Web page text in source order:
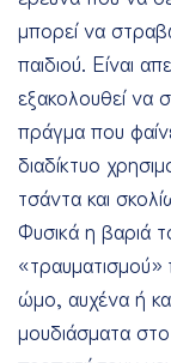
μπορεί να
παιδιού. Είναι
εξακολουθεί να
πράγμα που
διαδίκτυο
τσάντα και
Φυσικά η βαριά
ώμο, αυχένα ή
μουδιάσματα στο